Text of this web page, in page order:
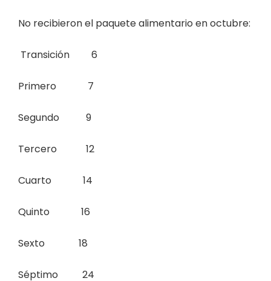
No recibieron el paquete alimentario en octubre:
Transición 6
Primero 7
Segundo 9
Tercero 12
Cuarto 14
Quinto 16
Sexto 18
Séptimo 24